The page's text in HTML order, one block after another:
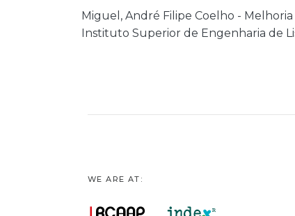
Miguel, André Filipe Coelho -
Instituto Superior de Engenharia de
WE ARE AT: